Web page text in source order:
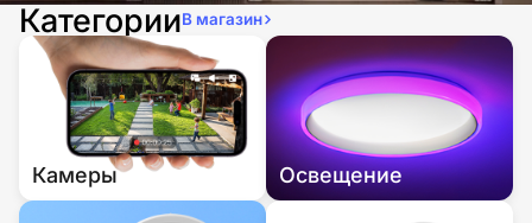
КатегорииВ магазин
Камеры Освещение